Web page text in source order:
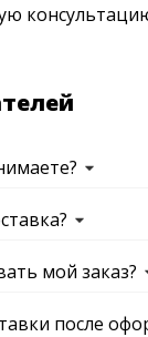
мой заказ?
после